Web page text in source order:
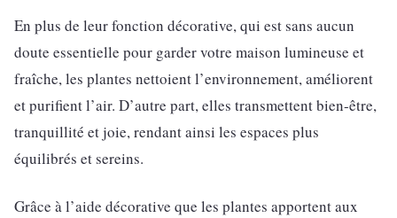
En plus de leur fonction décorative, qui est sans aucun
doute essentielle pour garder votre maison lumineuse et
fraîche, les plantes nettoient l’environnement, améliorent
et purifient l’air. D’autre part, elles transmettent bien-être,
tranquillité et joie, rendant ainsi les espaces plus
équilibrés et sereins.
Grâce à l’aide décorative que les plantes apportent aux